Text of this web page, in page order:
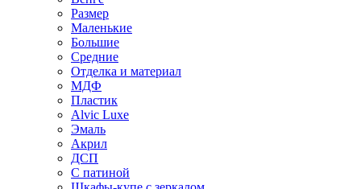
Размер
Маленькие
Большие
Средние
Отделка и материал
МДФ
Пластик
Alvic Luxe
Эмаль
Акрил
ДСП
С патиной